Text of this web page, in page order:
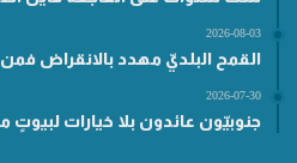
2026-08-03
القمح البلديّ مهدد بالانقراض فمن
2026-07-30
جنوبيّون عائدون بلا خيارات